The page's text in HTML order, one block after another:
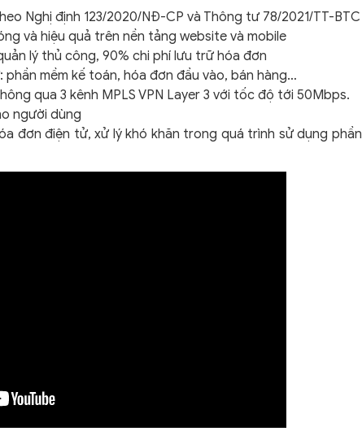
Nghị định 123/2020/NĐ-CP và Thông tư 78/2021/TT-BTC
và hiệu quả trên nền tảng website và mobile
lý thủ công, 90% chi phí lưu trữ hóa đơn
phần mềm kế toán, hóa đơn đầu vào, bán hàng…
qua 3 kênh MPLS VPN Layer 3 với tốc độ tới 50Mbps.
người dùng
đơn điện tử, xử lý khó khăn trong quá trình sử dụng phần